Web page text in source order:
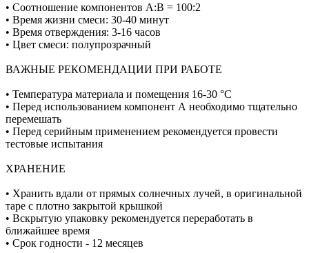
• Соотношение компонентов А:В = 100:2
• Время жизни смеси: 30-40 минут
• Время отверждения: 3-16 часов
• Цвет смеси: полупрозрачный
ВАЖНЫЕ РЕКОМЕНДАЦИИ ПРИ РАБОТЕ
• Температура материала и помещения 16-30 °C
• Перед использованием компонент А необходимо тщательно
перемешать
• Перед серийным применением рекомендуется провести
тестовые испытания
ХРАНЕНИЕ
• Хранить вдали от прямых солнечных лучей, в оригинальной
таре с плотно закрытой крышкой
• Вскрытую упаковку рекомендуется переработать в
ближайшее время
• Срок годности - 12 месяцев